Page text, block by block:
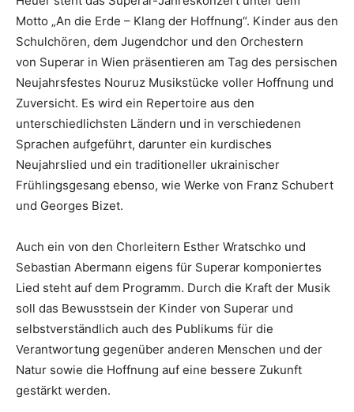
Motto „An die Erde – Klang der Hoffnung“. Kinder aus den
Schulchören, dem Jugendchor und den Orchestern
von Superar in Wien präsentieren am Tag des persischen
Neujahrsfestes Nouruz Musikstücke voller Hoffnung und
Zuversicht. Es wird ein Repertoire aus den
unterschiedlichsten Ländern und in verschiedenen
Sprachen aufgeführt, darunter ein kurdisches
Neujahrslied und ein traditioneller ukrainischer
Frühlingsgesang ebenso, wie Werke von Franz Schubert
und Georges Bizet.
Auch ein von den Chorleitern Esther Wratschko und
Sebastian Abermann eigens für Superar komponiertes
Lied steht auf dem Programm. Durch die Kraft der Musik
soll das Bewusstsein der Kinder von Superar und
selbstverständlich auch des Publikums für die
Verantwortung gegenüber anderen Menschen und der
Natur sowie die Hoffnung auf eine bessere Zukunft
gestärkt werden.